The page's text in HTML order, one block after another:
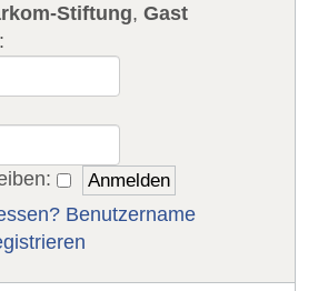
Stiftung,Gast
Benutzername